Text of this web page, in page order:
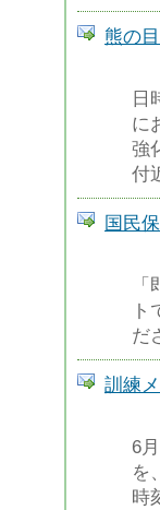
熊の
日
に
強
付
国民
だ
訓練
6
を
時